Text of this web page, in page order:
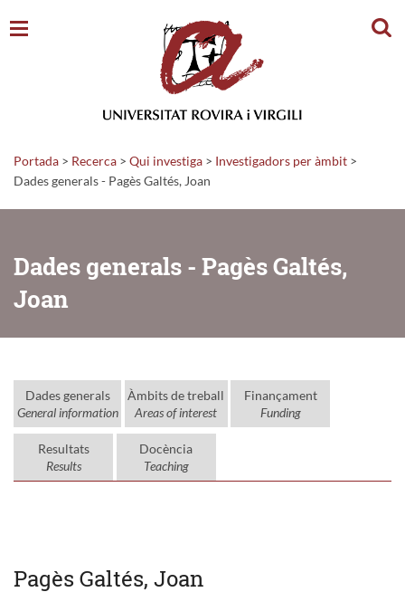
Portada > Recerca > Qui investiga > Investigadors per àmbit >
Dades generals - Pagès Galtés, Joan
Dades generals - Pagès Galtés,
Joan
Dades generals
General information
Àmbits de treball
Areas of interest
Finançament
Funding
Resultats
Results
Docència
Teaching
Pagès Galtés, Joan